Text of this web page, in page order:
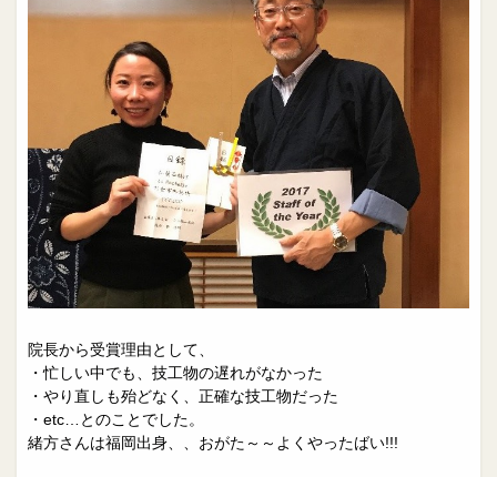
院長から受賞理由として、
・忙しい中でも、技工物の遅れがなかった
・やり直しも殆どなく、正確な技工物だった
・etc…とのことでした。
緒方さんは福岡出身、、おがた～～よくやったばい!!!